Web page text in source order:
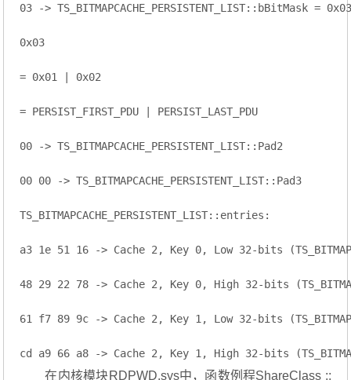
03 -> TS_BITMAPCACHE_PERSISTENT_LIST::bBitMask =
0x03
= 0x01 | 0x02
= PERSIST_FIRST_PDU | PERSIST_LAST_PDU
00 -> TS_BITMAPCACHE_PERSISTENT_LIST::Pad2
00 00 -> TS_BITMAPCACHE_PERSISTENT_LIST::Pad3
TS_BITMAPCACHE_PERSISTENT_LIST::entries:
a3 1e 51 16 -> Cache 2, Key 0, Low 32-bits
48 29 22 78 -> Cache 2, Key 0, High 32-bits
61 f7 89 9c -> Cache 2, Key 1, Low 32-bits
cd a9 66 a8 -> Cache 2, Key 1, High 32-bits
在内核模块RDPWD.sys中，函数例程ShareClass ::